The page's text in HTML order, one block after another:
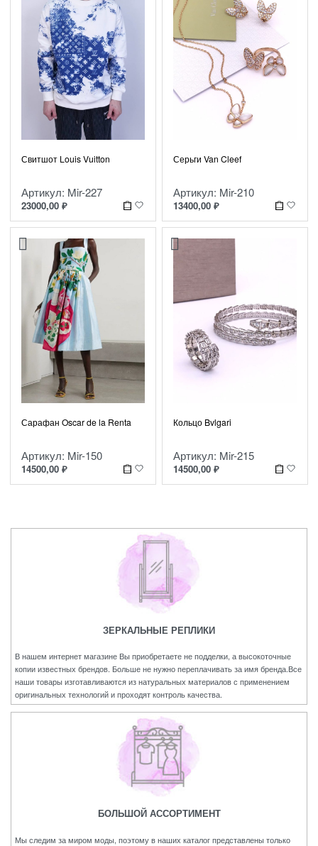
Свитшот Louis Vuitton
Артикул: Mir-227
23000,00 ₽
Серьги Van Cleef
Артикул: Mir-210
13400,00 ₽
Сарафан Oscar de la Renta
Артикул: Mir-150
14500,00 ₽
Кольцо Bvlgari
Артикул: Mir-215
14500,00 ₽
ЗЕРКАЛЬНЫЕ РЕПЛИКИ
В нашем интернет магазине Вы приобретаете не подделки, а высокоточные
копии известных брендов. Больше не нужно переплачивать за имя бренда.Все
наши товары изготавливаются из натуральных материалов с применением
оригинальных технологий и проходят контроль качества.
БОЛЬШОЙ АССОРТИМЕНТ
Мы следим за миром моды, поэтому в наших каталог представлены только